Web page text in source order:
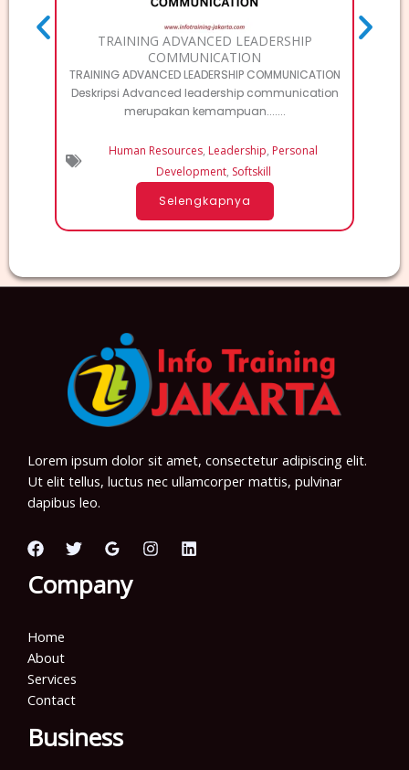
TRAINING ADVANCED LEADERSHIP
COMMUNICATION
TRAINING ADVANCED LEADERSHIP COMMUNICATION
Deskripsi Advanced leadership communication
merupakan kemampuan.......
Human Resources, Leadership, Personal
Development, Softskill
Selengkapnya
Lorem ipsum dolor sit amet, consectetur adipiscing elit.
Ut elit tellus, luctus nec ullamcorper mattis, pulvinar
dapibus leo.
Company
Home
About
Services
Contact
Business